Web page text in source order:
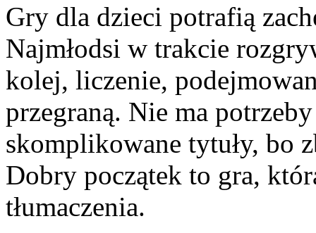
Gry dla dzieci potrafią
Najmłodsi w trakcie
kolej, liczenie,
przegraną. Nie ma
skomplikowane tytuły, bo
Dobry początek to gra,
tłumaczenia.